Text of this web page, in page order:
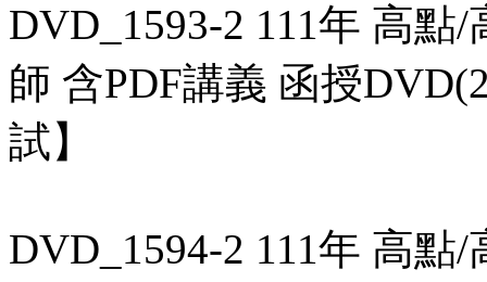
DVD_1593-2 111年 高點
師 含PDF講義 函授
試】
DVD_1594-2 111年 高點